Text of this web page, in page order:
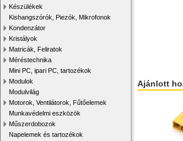
Készülékek
Kishangszórók, Piezók, Mikrofonok
Kondenzátor
Kristályok
Matricák, Feliratok
Méréstechnika
Mini PC, ipari PC, tartozékok
Modulok
Modulvilág
Motorok, Ventilátorok, Fűtőelemek
Munkavédelmi eszközök
Műszerdobozok
Napelemek és tartozékok
Ajánlott